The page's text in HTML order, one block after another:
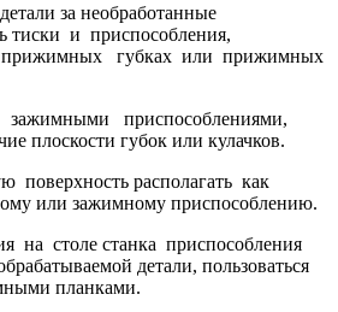
за необработанные
тис­ки и приспособления,
губках или прижимных
зажимными приспособлениями,
плоскости губок или кулачков.
располагать как
или зажимному приспособлению.
на столе станка приспособления
детали, пользоваться
планками.